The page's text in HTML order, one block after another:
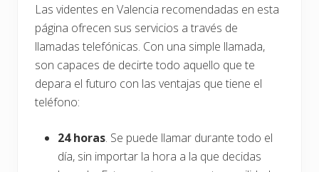
Las videntes en Valencia recomendadas en esta
página ofrecen sus servicios a través de
llamadas telefónicas. Con una simple llamada,
son capaces de decirte todo aquello que te
depara el futuro con las ventajas que tiene el
teléfono:
24 horas. Se puede llamar durante todo el
día, sin importar la hora a la que decidas